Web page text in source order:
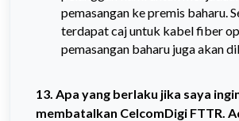
pemasangan ke premis baharu.
terdapat caj untuk kabel fiber
pemasangan baharu juga akan
13. Apa yang berlaku jika saya
membatalkan CelcomDigi FTTR.